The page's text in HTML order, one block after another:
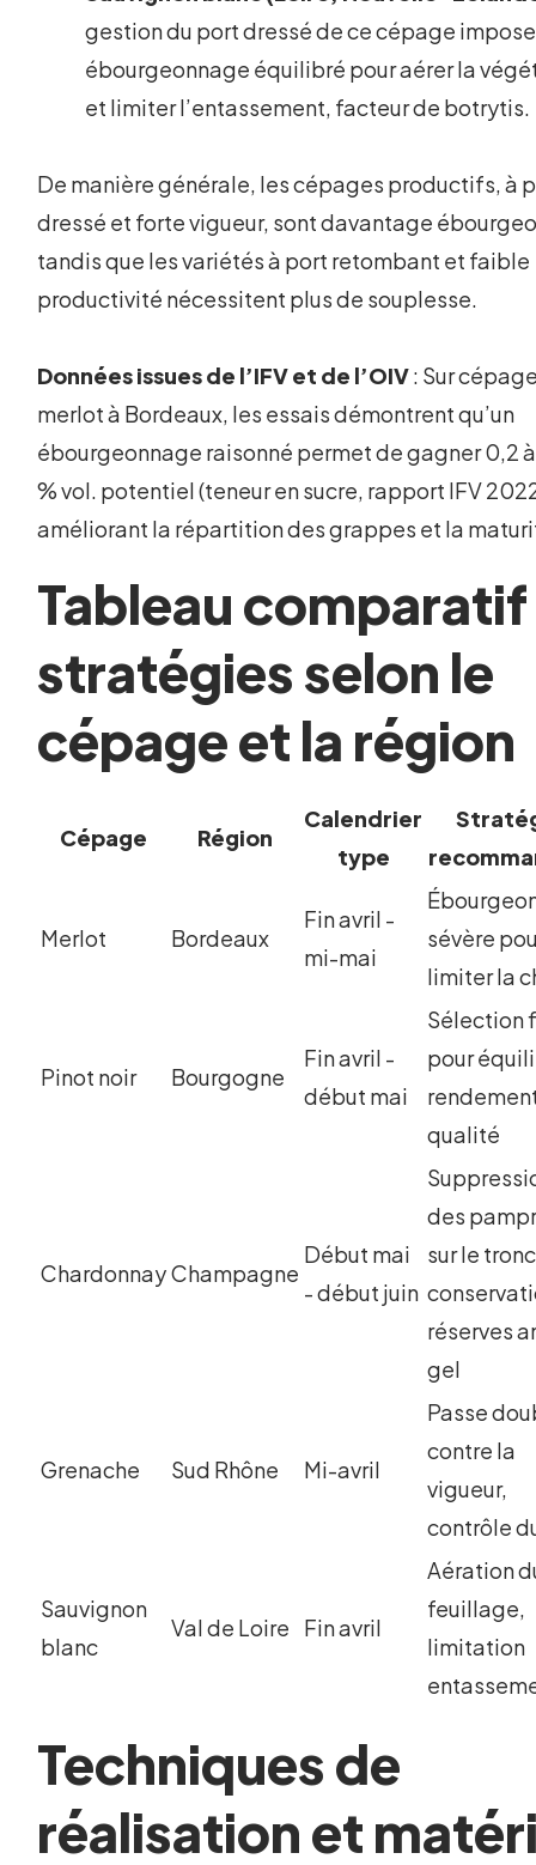
gestion du port dressé de ce cépage
ébourgeonnage équilibré pour aérer la
et limiter l’entassement, facteur de botrytis.
De manière générale, les cépages productifs, à
dressé et forte vigueur, sont davantage
tandis que les variétés à port retombant et faible
productivité nécessitent plus de souplesse.
Données issues de l’IFV et de l’OIV: Sur
merlot à Bordeaux, les essais démontrent qu’un
ébourgeonnage raisonné permet de gagner 0,2
% vol. potentiel (teneur en sucre, rapport IFV
améliorant la répartition des grappes et la
Tableau
stratégies selon le
cépage et la région
Cépage Région
Calendrier
type
Merlot Bordeaux
Fin avril -
mi-mai
sévère
limiter la
Pinot noir Bourgogne
Fin avril -
début mai
Sélection
pour
qualité
ChardonnayChampagne
Début mai
- début juin
des
sur le
réserves
gel
Grenache Sud Rhône Mi-avril
Passe
contre la
vigueur,
contrôle
Sauvignon
blanc
Val de Loire Fin avril
Aération
feuillage,
limitation
Techniques de
réalisation et